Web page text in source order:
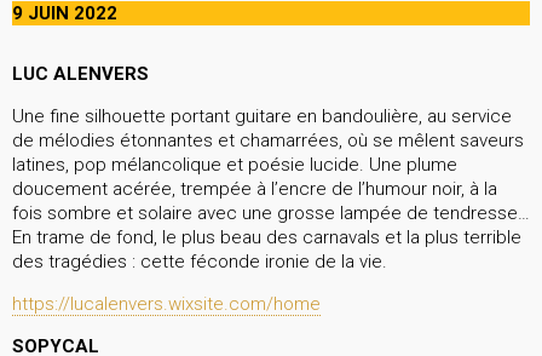
9 JUIN 2022
LUC ALENVERS
Une fine silhouette portant guitare en bandoulière, au service
de mélodies étonnantes et chamarrées, où se mêlent saveurs
latines, pop mélancolique et poésie lucide. Une plume
doucement acérée, trempée à l’encre de l’humour noir, à la
fois sombre et solaire avec une grosse lampée de tendresse…
En trame de fond, le plus beau des carnavals et la plus terrible
des tragédies : cette féconde ironie de la vie.
https://lucalenvers.wixsite.com/home
SOPYCAL